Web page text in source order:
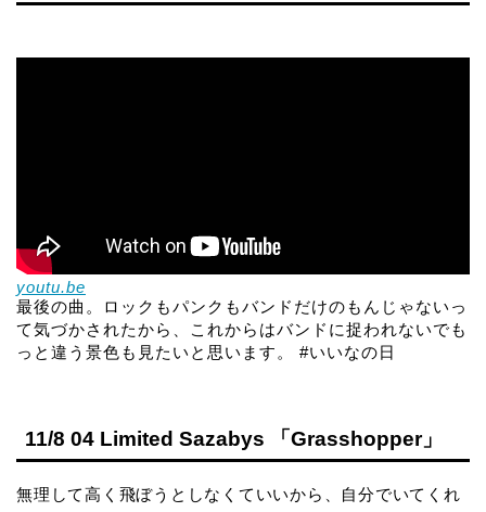
youtu.be
最後の曲。ロックもパンクもバンドだけのもんじゃないっ
て気づかされたから、これからはバンドに捉われないでも
っと違う景色も見たいと思います。 #いいなの日
11/8 04 Limited Sazabys 「Grasshopper」
無理して高く飛ぼうとしなくていいから、自分でいてくれ